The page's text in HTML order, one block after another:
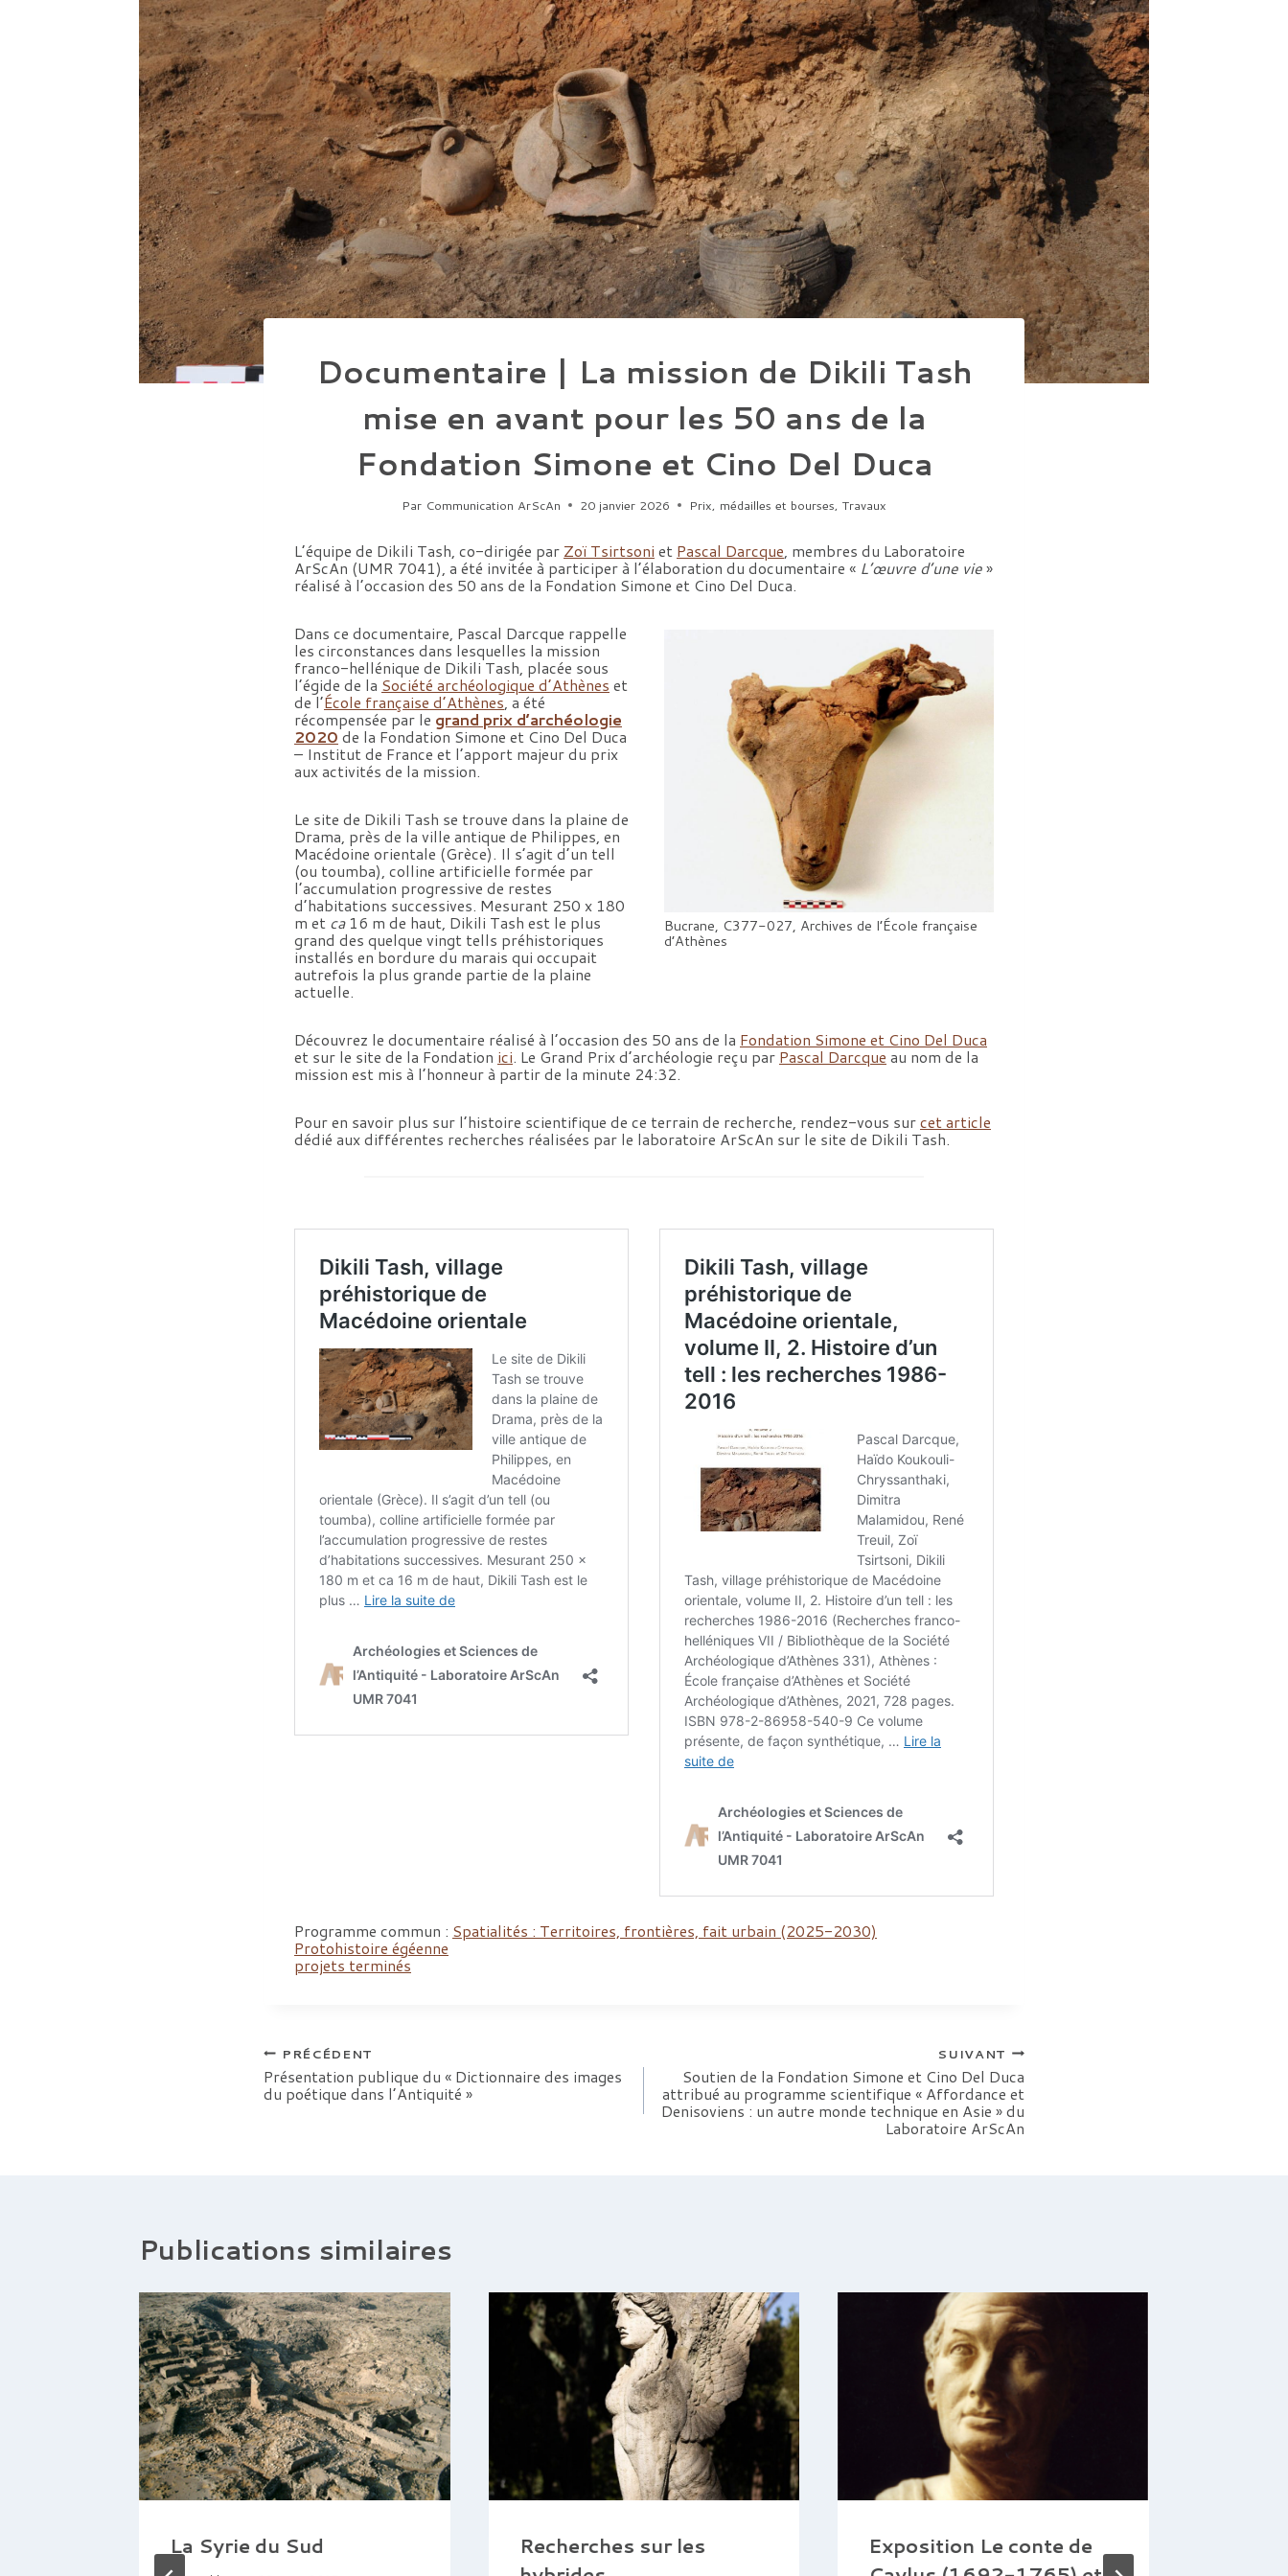
Documentaire | La mission de Dikili Tash
mise en avant pour les 50 ans de la
Fondation Simone et Cino Del Duca
Par Communication ArScAn 20 janvier 2026 Prix, médailles et bourses, Travaux
L’équipe de Dikili Tash, co-dirigée par Zoï Tsirtsoni et Pascal Darcque, membres du Laboratoire
ArScAn (UMR 7041), a été invitée à participer à l’élaboration du documentaire « L’œuvre d’une vie»
réalisé à l’occasion des 50 ans de la Fondation Simone et Cino Del Duca.
Bucrane, C377-027, Archives de l’École française
d’Athènes
Dans ce documentaire, Pascal Darcque rappelle
les circonstances dans lesquelles la mission
franco-hellénique de Dikili Tash, placée sous
l’égide de la Société archéologique d’Athènes et
de l’École française d’Athènes, a été
récompensée par le grand prix d’archéologie
2020de la Fondation Simone et Cino Del Duca
– Institut de France et l’apport majeur du prix
aux activités de la mission.
Le site de Dikili Tash se trouve dans la plaine de
Drama, près de la ville antique de Philippes, en
Macédoine orientale (Grèce). Il s’agit d’un tell
(ou toumba), colline artificielle formée par
l’accumulation progressive de restes
d’habitations successives. Mesurant 250 x 180
m et ca16 m de haut, Dikili Tash est le plus
grand des quelque vingt tells préhistoriques
installés en bordure du marais qui occupait
autrefois la plus grande partie de la plaine
actuelle.
Découvrez le documentaire réalisé à l’occasion des 50 ans de la Fondation Simone et Cino Del Duca
et sur le site de la Fondation ici. Le Grand Prix d’archéologie reçu par Pascal Darcque au nom de la
mission est mis à l’honneur à partir de la minute 24:32.
Pour en savoir plus sur l’histoire scientifique de ce terrain de recherche, rendez-vous surcet article
dédié aux différentes recherches réalisées par le laboratoire ArScAn sur le site de Dikili Tash.
Programme commun : Spatialités : Territoires, frontières, fait urbain (2025-2030)
Protohistoire égéenne
projets terminés
Navigation
de
PRÉCÉDENT
Présentation publique du « Dictionnaire des images
du poétique dans l’Antiquité »
SUIVANT
Soutien de la Fondation Simone et Cino Del Duca
attribué au programme scientifique « Affordance et
Denisoviens : un autre monde technique en Asie » du
Laboratoire ArScAn
Publications similaires
La Syrie du Sud
Recherches sur les
Exposition Le conte de